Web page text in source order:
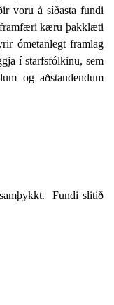
voru á síðasta fundi
kæru þakklæti
ómetanlegt framlag
í starfsfólkinu, sem
og aðstandendum
Fundi slitið